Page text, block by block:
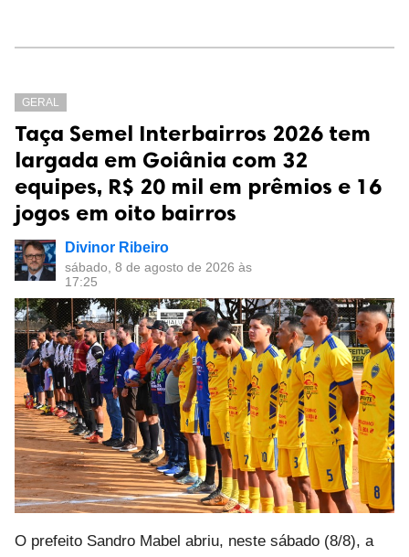
GERAL
Taça Semel Interbairros 2026 tem
largada em Goiânia com 32
equipes, R$ 20 mil em prêmios e 16
jogos em oito bairros
Divinor Ribeiro
sábado, 8 de agosto de 2026 às
17:25
O prefeito Sandro Mabel abriu, neste sábado (8/8), a